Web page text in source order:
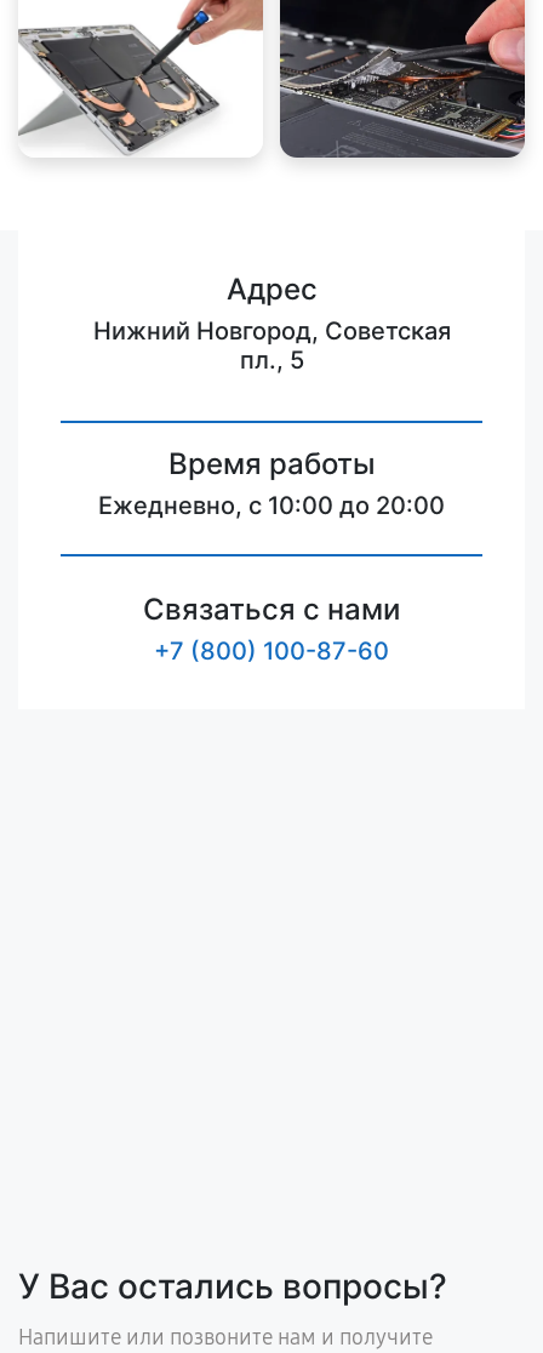
Адрес
Нижний Новгород, Советская
пл., 5
Время работы
Ежедневно, с 10:00 до 20:00
Связаться с нами
+7 (800) 100-87-60
У Вас остались вопросы?
Напишите или позвоните нам и получите